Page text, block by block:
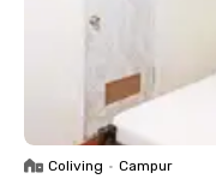
Coliving • Campur